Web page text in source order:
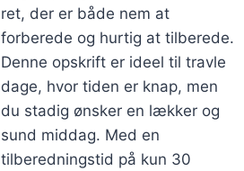
ret, der er både nem at
forberede og hurtig at tilberede.
Denne opskrift er ideel til travle
dage, hvor tiden er knap, men
du stadig ønsker en lækker og
sund middag. Med en
tilberedningstid på kun 30